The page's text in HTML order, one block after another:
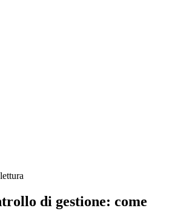
di gestione: come